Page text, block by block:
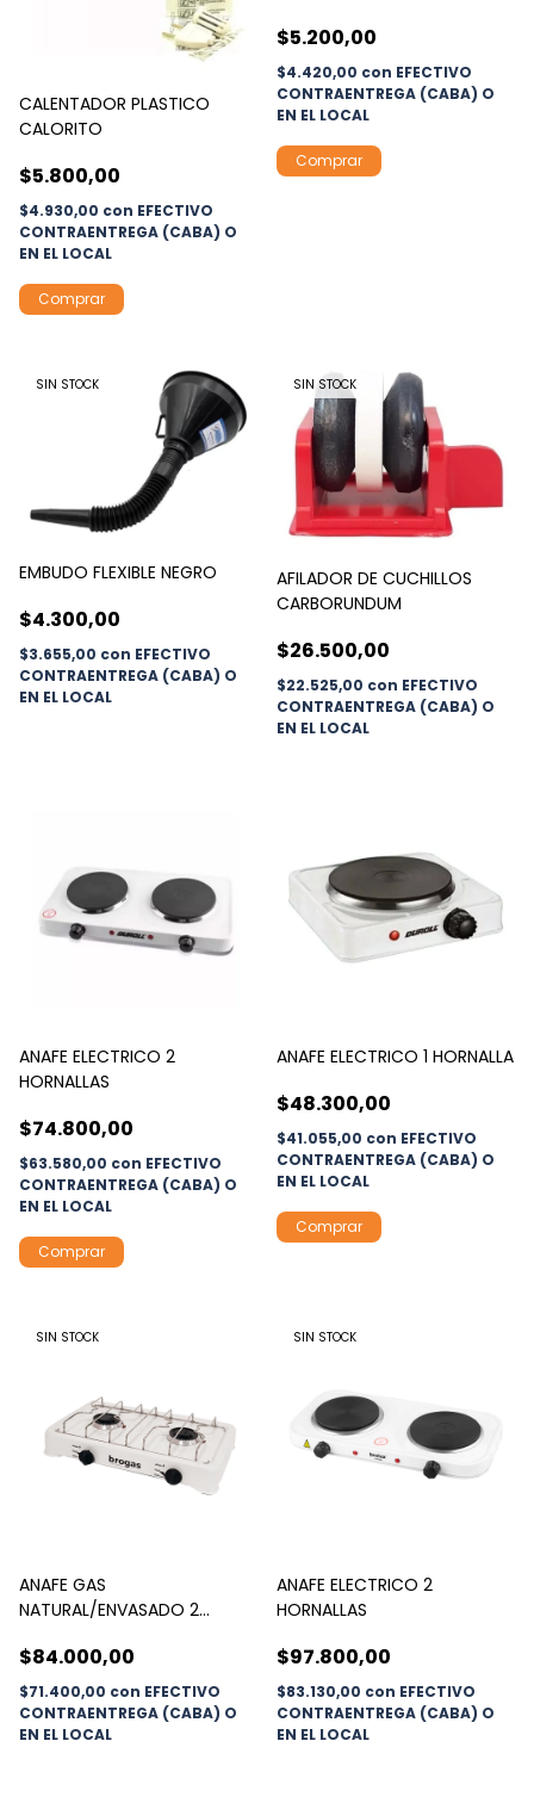
CALENTADOR PLASTICO
CALORITO
$5.800,00
$4.930,00 con EFECTIVO
CONTRAENTREGA (CABA) O
EN EL LOCAL
$5.200,00
$4.420,00 con EFECTIVO
CONTRAENTREGA (CABA) O
EN EL LOCAL
SIN STOCK
EMBUDO FLEXIBLE NEGRO
$4.300,00
$3.655,00 con EFECTIVO
CONTRAENTREGA (CABA) O
EN EL LOCAL
SIN STOCK
AFILADOR DE CUCHILLOS
CARBORUNDUM
$26.500,00
$22.525,00 con EFECTIVO
CONTRAENTREGA (CABA) O
EN EL LOCAL
ANAFE ELECTRICO 2
HORNALLAS
$74.800,00
$63.580,00 con EFECTIVO
CONTRAENTREGA (CABA) O
EN EL LOCAL
ANAFE ELECTRICO 1 HORNALLA
$48.300,00
$41.055,00 con EFECTIVO
CONTRAENTREGA (CABA) O
EN EL LOCAL
SIN STOCK
ANAFE GAS
NATURAL/ENVASADO 2
$84.000,00
$71.400,00 con EFECTIVO
CONTRAENTREGA (CABA) O
EN EL LOCAL
SIN STOCK
ANAFE ELECTRICO 2
HORNALLAS
$97.800,00
$83.130,00 con EFECTIVO
CONTRAENTREGA (CABA) O
EN EL LOCAL